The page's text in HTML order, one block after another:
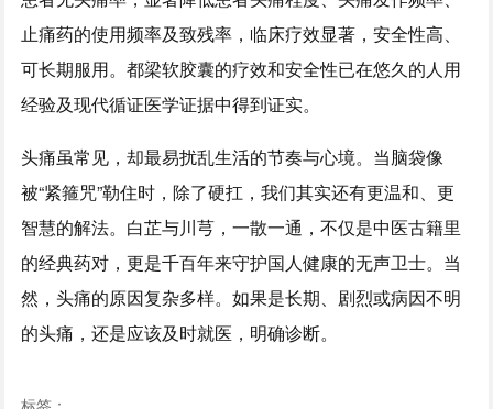
止痛药的使用频率及致残率，临床疗效显著，安全性高、
可长期服用。都梁软胶囊的疗效和安全性已在悠久的人用
经验及现代循证医学证据中得到证实。
头痛虽常见，却最易扰乱生活的节奏与心境。当脑袋像
被“紧箍咒”勒住时，除了硬扛，我们其实还有更温和、更
智慧的解法。白芷与川芎，一散一通，不仅是中医古籍里
的经典药对，更是千百年来守护国人健康的无声卫士。当
然，头痛的原因复杂多样。如果是长期、剧烈或病因不明
的头痛，还是应该及时就医，明确诊断。
标签：